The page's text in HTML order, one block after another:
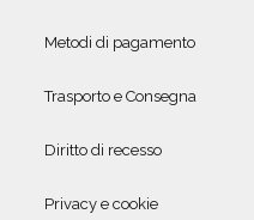
Metodi di pagamento
Trasporto e Consegna
Diritto di recesso
Privacy e cookie